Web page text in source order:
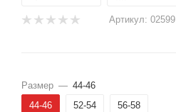
Артикул: 02599
Размер — 44-46
44-46
52-54 56-58